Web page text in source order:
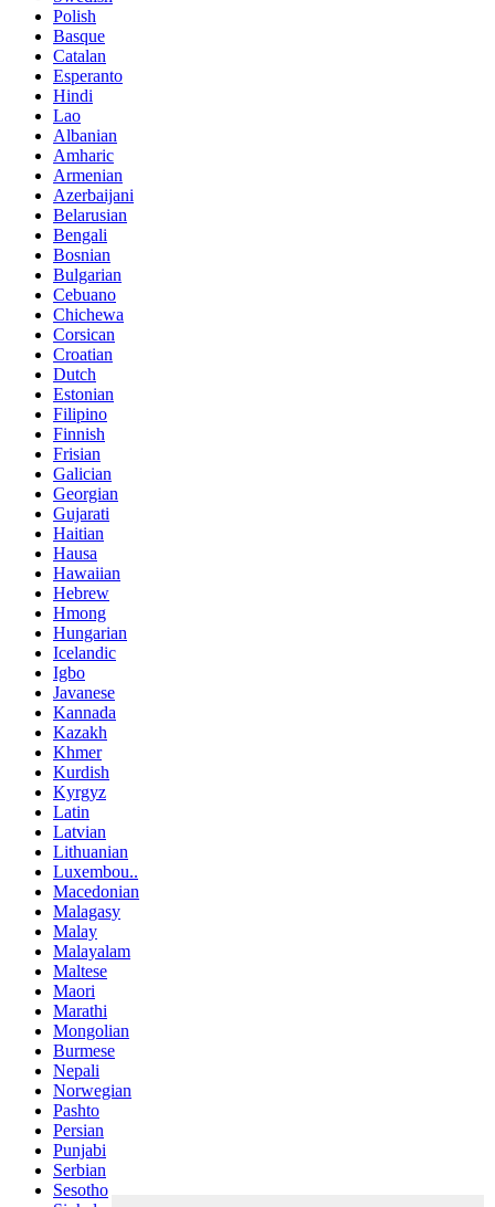
Polish
Basque
Catalan
Esperanto
Hindi
Lao
Albanian
Amharic
Armenian
Azerbaijani
Belarusian
Bengali
Bosnian
Bulgarian
Cebuano
Chichewa
Corsican
Croatian
Dutch
Estonian
Filipino
Finnish
Frisian
Galician
Georgian
Gujarati
Haitian
Hausa
Hawaiian
Hebrew
Hmong
Hungarian
Icelandic
Igbo
Javanese
Kannada
Kazakh
Khmer
Kurdish
Kyrgyz
Latin
Latvian
Lithuanian
Luxembou..
Macedonian
Malagasy
Malay
Malayalam
Maltese
Maori
Marathi
Mongolian
Burmese
Nepali
Norwegian
Pashto
Persian
Punjabi
Serbian
Sesotho